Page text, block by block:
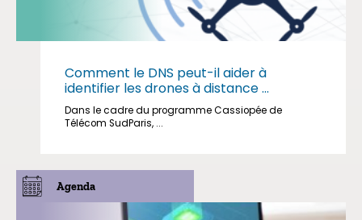
Comment le DNS peut-il aider à
identifier les drones à distance ...
Dans le cadre du programme Cassiopée de
Télécom SudParis, ...
Agenda